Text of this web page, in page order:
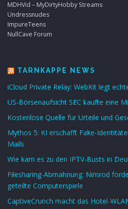
MDHVid – MyDirtyHobby Streams
Undressnudes
ImpureTeens
NullCave Forum
TARNKAPPE NEWS
iCloud Private Relay: WebKit legt
US-Börsenaufsicht SEC kaufte eine
Kostenlose Quelle für Urteile und
Mythos 5: KI erschafft Fake-
Mails
Wie kam es zu den IPTV-Busts in
Filesharing-Abmahnung: Nimrod
geteilte Computerspiele
CaptiveCrunch macht das Hotel-